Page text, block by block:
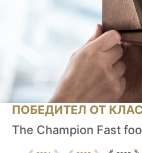
ПОБЕДИТЕЛ ОТ
The Champion Fast